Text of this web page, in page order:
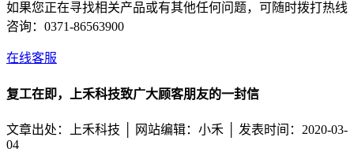
如果您正在寻找相关产品或有其他任何问题，可随时拨打热线
咨询： 0371-86563900
在线客服
复工在即，上禾科技致广大顾客朋友的一封信
文章出处：上禾科技 │
网站编辑：小禾 │ 发表时间：2020-03-
04